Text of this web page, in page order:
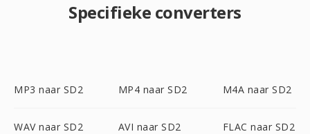
Specifieke converters
MP3 naar SD2 MP4 naar SD2 M4A naar SD2
WAV naar SD2 AVI naar SD2 FLAC naar SD2